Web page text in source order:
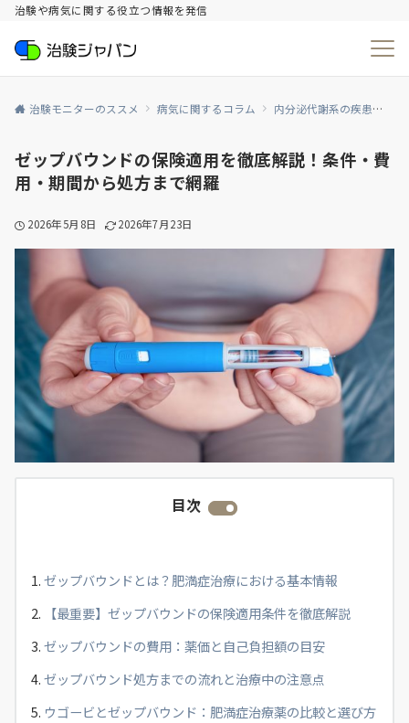
治験や病気に関する役立つ情報を発信
治験モニターのススメ 病気に関するコラム 内分泌代謝系の疾患
ゼップバウンドの保険適用を徹底解説！条件・費
用・期間から処方まで網羅
2026年5月8日 2026年7月23日
目次
ゼップバウンドとは？肥満症治療における基本情報
【最重要】ゼップバウンドの保険適用条件を徹底解説
ゼップバウンドの費用：薬価と自己負担額の目安
ゼップバウンド処方までの流れと治療中の注意点
ウゴービとゼップバウンド：肥満症治療薬の比較と選び方